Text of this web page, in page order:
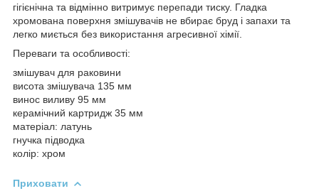
гігієнічна та відмінно витримує перепади тиску. Гладка
хромована поверхня змішувачів не вбирає бруд і запахи та
легко миється без використання агресивної хімії.
Переваги та особливості:
змішувач для раковини
висота змішувача 135 мм
винос виливу 95 мм
керамічний картридж 35 мм
матеріал: латунь
гнучка підводка
колір: хром
Приховати